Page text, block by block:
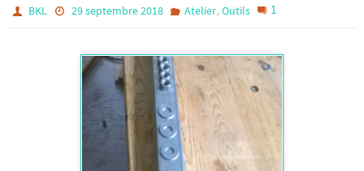
BKL 29 septembre 2018 Atelier, Outils 1